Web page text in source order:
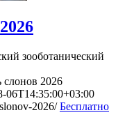
зооботанический
2026
06T14:35:00+03:00
2026/ Бесплатно